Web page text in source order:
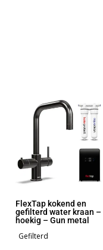
FlexTap kokend en
gefilterd water kraan –
hoekig – Gun metal
Gefilterd